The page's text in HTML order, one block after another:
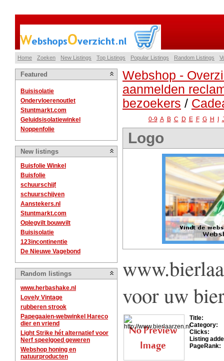
Home Zoeken New Listings Top Listings Popular Listings Random Listings
Featured
Buisisolatie
Ondervloerenoutlet
Stuntmarkt.com
Geluidsisolatiewinkel
Noppenfolie
New listings
Buisfolie Winkel
Buisfolie
schuurschijf
schuurschijven
Aanstekers.nl
Stuntmarkt.com
Oplegvilt bouwvilt
Buisisolatie
123incontinentie
De Nieuwe Vagebond
Random listings
www.herbashake.nl
Lovely Vintage
rubberen strook
Papegaaien-webwinkel Hareco
dier en vriend
Light Strike hét alternatief voor
Nerf speelgoed geweren
Webshop honing en
natuurproducten
Webshop -
aanmelden
bezoekers /
0-9 A B C D E F G H
Logo
voor uw
Title:
Category:
Clicks:
Listing
PageRank: